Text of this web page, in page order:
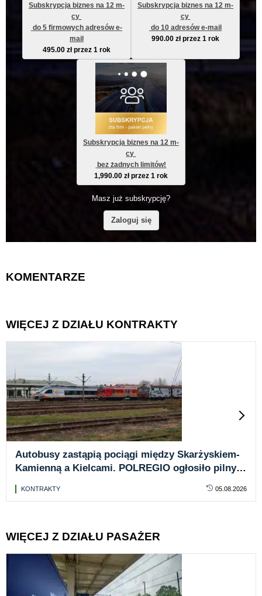
Subskrypcja biznes na 12 m-
cy
mail
495.00 zł przez 1 rok
Subskrypcja biznes na 12 m-
cy
do 10 adresów e-mail
990.00zł przez 1 rok
Subskrypcja biznes na 12 m-
cy
bez żadnych limitów!
1,990.00 zł przez 1 rok
Masz już subskrypcję?
Zaloguj się
KOMENTARZE
WIĘCEJ Z DZIAŁU KONTRAKTY
Autobusy zastąpią pociągi między Skarżyskiem-
Kamienną a Kielcami. POLREGIO ogłosiło pilny
KONTRAKTY 05.08.2026
WIĘCEJ Z DZIAŁU PASAŻER